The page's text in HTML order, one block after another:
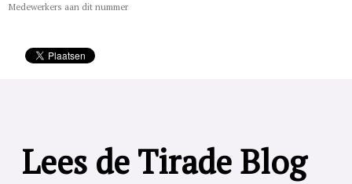
Medewerkers aan dit nummer
Lees de Tirade Blog